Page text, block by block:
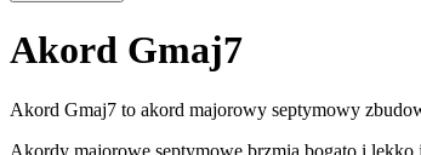
Akord Gmaj7
Akord Gmaj7 to akord majorowy septymowy
Akordy majorowe septymowe brzmią bogato i